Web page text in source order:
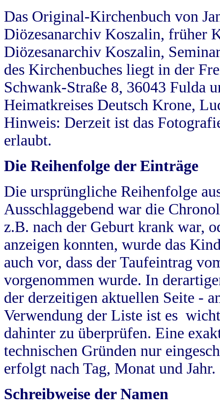
Das Original-Kirchenbuch von
Diözesanarchiv Koszalin, früher
Diözesanarchiv Koszalin,
des Kirchenbuches liegt in der
Schwank-Straße 8, 36043 Fulda
Heimatkreises Deutsch Krone,
Hinweis: Derzeit ist das
erlaubt.
Die Reihenfolge der Einträge
Die ursprüngliche Reihenfolge
Ausschlaggebend war die
z.B. nach der Geburt krank war,
anzeigen konnten, wurde das
auch vor, dass der Taufeintrag
vorgenommen wurde. In
der derzeitigen aktuellen Seite -
Verwendung der Liste ist es
dahinter zu überprüfen. Eine
technischen Gründen nur
erfolgt nach Tag, Monat und Jahr.
Schreibweise der Namen